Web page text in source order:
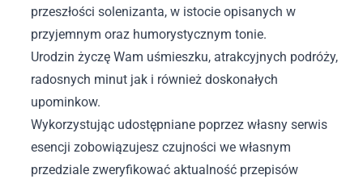
przeszłości solenizanta, w istocie opisanych w
przyjemnym oraz humorystycznym tonie.
Urodzin życzę Wam uśmieszku, atrakcyjnych podróży,
radosnych minut jak i również doskonałych
upominkow.
Wykorzystując udostępniane poprzez własny serwis
esencji zobowiązujesz czujności we własnym
przedziale zweryfikować aktualność przepisów